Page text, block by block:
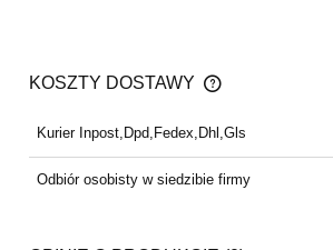
KOSZTY DOSTAWY
CENA NIE ZAWIERA EWENTUALNYCH
Kurier Inpost,Dpd,Fedex,Dhl,Gls
Odbiór osobisty w siedzibie firmy